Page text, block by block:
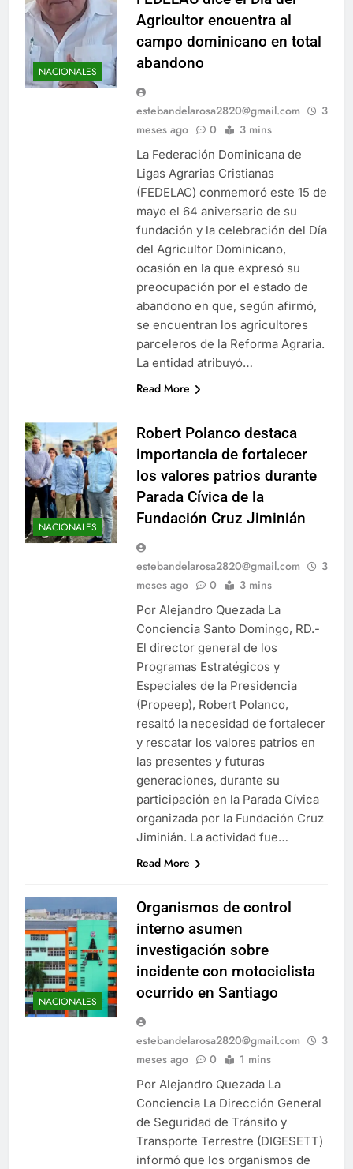
NACIONALES
Agricultor encuentra al
campo dominicano en total
abandono
estebandelarosa2820@gmail.com
3
meses ago
0 3 mins
La Federación Dominicana de
Ligas Agrarias Cristianas
(FEDELAC) conmemoró este 15 de
mayo el 64 aniversario de su
fundación y la celebración del Día
del Agricultor Dominicano,
ocasión en la que expresó su
preocupación por el estado de
abandono en que, según afirmó,
se encuentran los agricultores
parceleros de la Reforma Agraria.
La entidad atribuyó…
Read More
NACIONALES
Robert Polanco destaca
importancia de fortalecer
los valores patrios durante
Parada Cívica de la
Fundación Cruz Jiminián
estebandelarosa2820@gmail.com
3
meses ago
0 3 mins
Por Alejandro Quezada La
Conciencia Santo Domingo, RD.-
El director general de los
Programas Estratégicos y
Especiales de la Presidencia
(Propeep), Robert Polanco,
resaltó la necesidad de fortalecer
y rescatar los valores patrios en
las presentes y futuras
generaciones, durante su
participación en la Parada Cívica
organizada por la Fundación Cruz
Jiminián. La actividad fue…
Read More
NACIONALES
Organismos de control
interno asumen
investigación sobre
incidente con motociclista
ocurrido en Santiago
estebandelarosa2820@gmail.com
3
meses ago
0 1 mins
Por Alejandro Quezada La
Conciencia La Dirección General
de Seguridad de Tránsito y
Transporte Terrestre (DIGESETT)
informó que los organismos de